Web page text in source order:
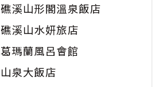
礁溪山形閣溫泉飯店
礁溪山水妍旅店
葛瑪蘭風呂會館
山泉大飯店